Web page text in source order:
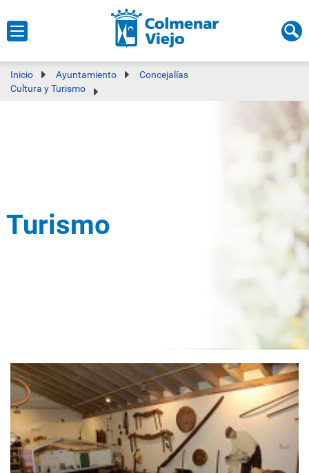
Inicio Ayuntamiento
Concejalías
Cultura y Turismo
Turismo